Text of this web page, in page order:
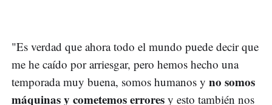
"Es verdad que ahora todo el mundo puede decir que
me he caído por arriesgar, pero hemos hecho una
temporada muy buena, somos humanos y no somos
máquinas y cometemos errores y esto también nos